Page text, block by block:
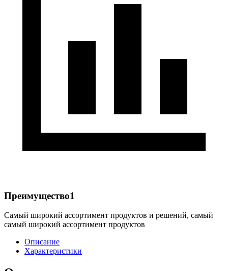
Преимущество1
Самый широкий ассортимент продуктов и решений, самый
самый широкий ассортимент продуктов
Описание
Характеристики